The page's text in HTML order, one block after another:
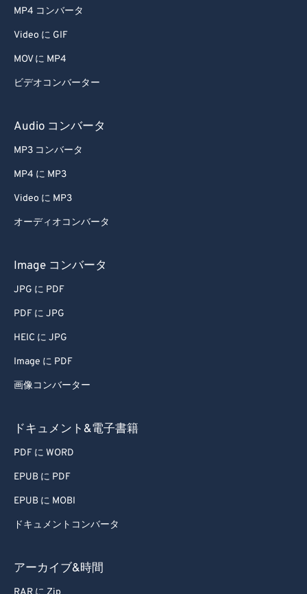
MP4 コンバータ
Video に GIF
MOV に MP4
ビデオコンバーター
Audio コンバータ
MP3 コンバータ
MP4 に MP3
Video に MP3
オーディオコンバータ
Image コンバータ
JPG に PDF
PDF に JPG
HEIC に JPG
Image に PDF
画像コンバーター
ドキュメント&電子書籍
PDF に WORD
EPUB に PDF
EPUB に MOBI
ドキュメントコンバータ
アーカイブ&時間